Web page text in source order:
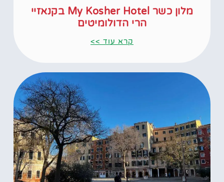
מלון כשר My Kosher Hotel בקנאזיי
הרי הדולומיטים
קרא עוד >>